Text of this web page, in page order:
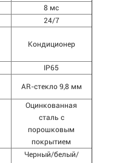
8 мс
24/7
Кондиционер
IP65
AR-стекло 9,8 мм
Оцинкованная
сталь с
порошковым
покрытием
Черный/белый/